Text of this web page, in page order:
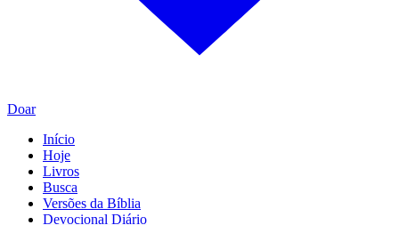
Doar
Início
Hoje
Livros
Busca
Versões da Bíblia
Devocional Diário